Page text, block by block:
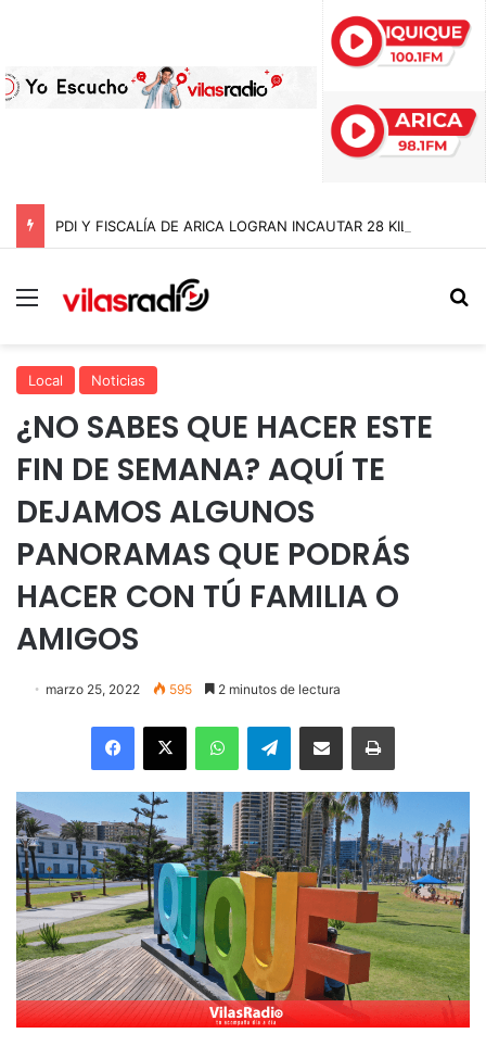
Menú
Local Noticias
¿NO SABES QUE HACER ESTE
FIN DE SEMANA? AQUÍ TE
DEJAMOS ALGUNOS
PANORAMAS QUE PODRÁS
HACER CON TÚ FAMILIA O
AMIGOS
marzo 25, 2022 595 2 minutos de lectura
Facebook
X WhatsAppTelegramEnviar vía email Imprimir